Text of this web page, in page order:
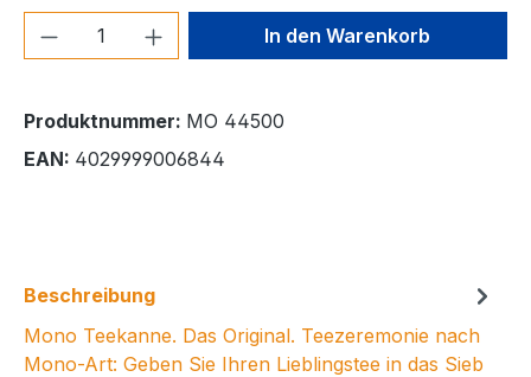
Produkt Anzahl: Gib denIn den Warenkorb
Produktnummer: MO 44500
EAN: 4029999006844
Beschreibung
Mono Teekanne. Das Original. Teezeremonie nach
Mono-Art: Geben Sie Ihren Lieblingstee in das Sieb